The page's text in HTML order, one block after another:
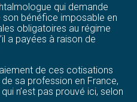
qui demande
bénéfice imposable en
obligatoires au régime
a payées à raison de
de ces cotisations
sa profession en France,
n’est pas prouvé ici, selon